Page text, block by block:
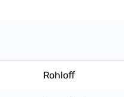
Rohloff